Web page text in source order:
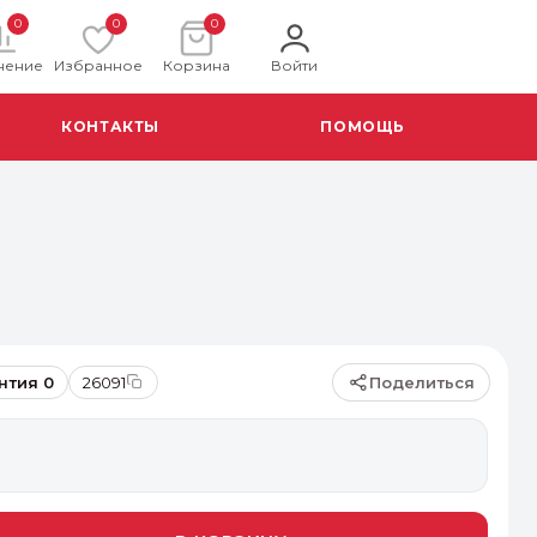
0 0
Избранное
0
Корзина Войти
КОНТАКТЫ ПОМОЩЬ
Поделиться
0 26091